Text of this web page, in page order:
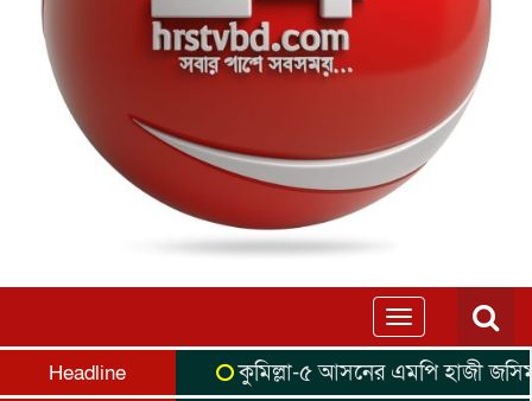
Toggle
navigation
Headline
কুমিল্লা-৫ আসনের এমপি হাজী জসিম